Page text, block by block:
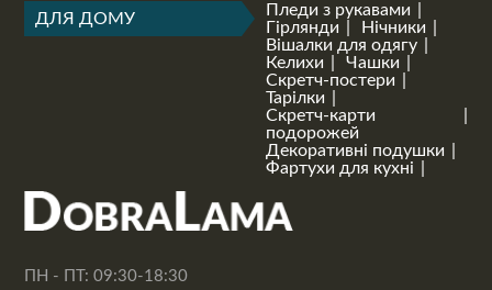
ДЛЯ ДОМУ
Пледи з рукавами
Гірлянди
Нічники
Вішалки для одягу
Келихи
Чашки
Скретч-постери
Тарілки
Скретч-карти
подорожей
Декоративні подушки
Фартухи для кухні
ПН - ПТ: 09:30-18:30